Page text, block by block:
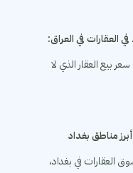
العقارات في العراق:
بيع العقار الذي لا
مناطق بغداد
العقارات في بغداد،